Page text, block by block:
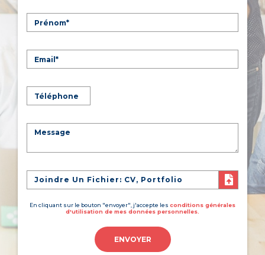
Joindre Un Fichier: CV, Portfolio
En cliquant sur le bouton "envoyer", j'accepte les conditions générales
d'utilisation de mes données personnelles.
ENVOYER